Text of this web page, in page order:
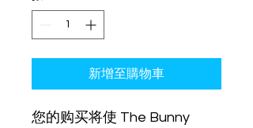
新增至購物車
您的购买将使 The Bunny